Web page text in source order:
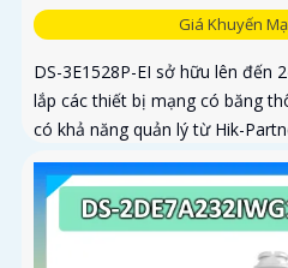
Giá Khuyến
DS-3E1528P-EI sở hữu lên đến
lắp các thiết bị mạng có băng
có khả năng quản lý từ Hik-
PoE lên đến 230W, truyền dữ
chông sét 6kV